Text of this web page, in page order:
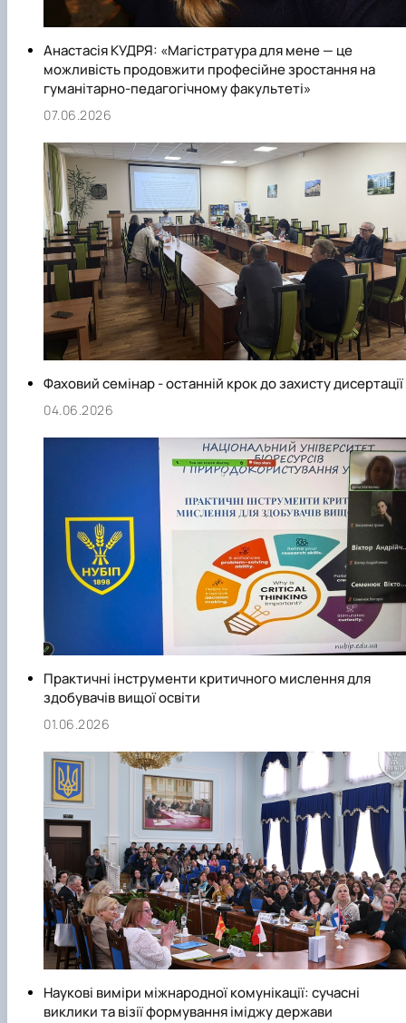
Анастасія КУДРЯ: «Магістратура для мене — це
можливість продовжити професійне зростання на
гуманітарно-педагогічному факультеті»
07.06.2026
Фаховий семінар - останній крок до захисту дисертації
04.06.2026
Практичні інструменти критичного мислення для
здобувачів вищої освіти
01.06.2026
Наукові виміри міжнародної комунікації: сучасні
виклики та візії формування іміджу держави